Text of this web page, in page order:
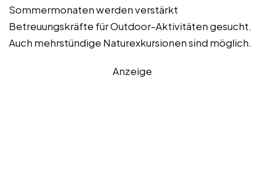
Sommermonaten werden verstärkt
Betreuungskräfte für Outdoor-Aktivitäten gesucht.
Auch mehrstündige Naturexkursionen sind möglich.
Anzeige